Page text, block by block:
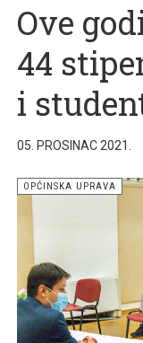
Ove
44
i
05. PROSINAC 2021.
OPĆINSKA UPRAVA